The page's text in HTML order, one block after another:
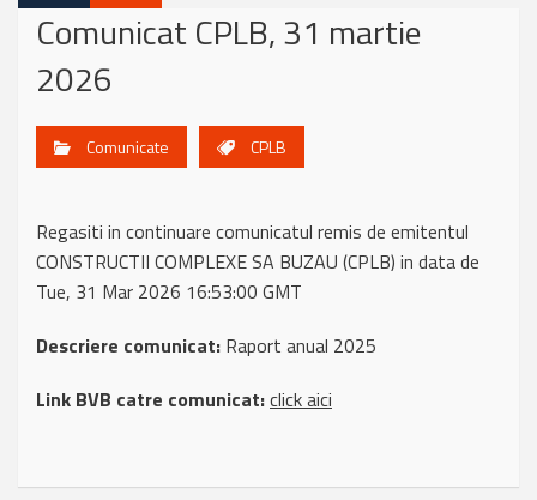
Comunicat CPLB, 31 martie
2026
Comunicate CPLB
Regasiti in continuare comunicatul remis de emitentul
CONSTRUCTII COMPLEXE SA BUZAU (CPLB) in data de
Tue, 31 Mar 2026 16:53:00 GMT
Descriere comunicat: Raport anual 2025
Link BVB catre comunicat:click aici